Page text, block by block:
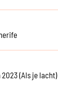
(Als je lacht)